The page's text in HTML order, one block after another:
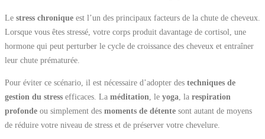
Le stress chronique est l’un des principaux facteurs de la chute de cheveux.
Lorsque vous êtes stressé, votre corps produit davantage de cortisol, une
hormone qui peut perturber le cycle de croissance des cheveux et entraîner
leur chute prématurée.
Pour éviter ce scénario, il est nécessaire d’adopter des techniques de
gestion du stress efficaces. La méditation , le yoga , la respiration
profonde ou simplement des moments de détente sont autant de moyens
de réduire votre niveau de stress et de préserver votre chevelure.